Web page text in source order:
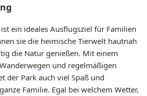
ein ideales Ausflugsziel für Familien
sie die heimische Tierwelt hautnah
die Natur genießen. Mit einem
und regelmäßigen
der Park auch viel Spaß und
Familie. Egal bei welchem Wetter,